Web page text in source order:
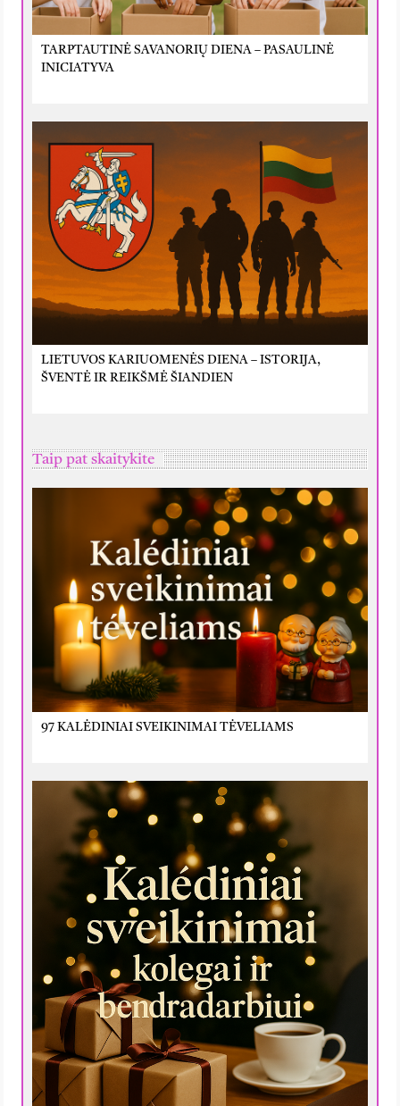
TARPTAUTINĖ SAVANORIŲ DIENA – PASAULINĖ
INICIATYVA
LIETUVOS KARIUOMENĖS DIENA – ISTORIJA,
ŠVENTĖ IR REIKŠMĖ ŠIANDIEN
Taip pat skaitykite
97 KALĖDINIAI SVEIKINIMAI TĖVELIAMS